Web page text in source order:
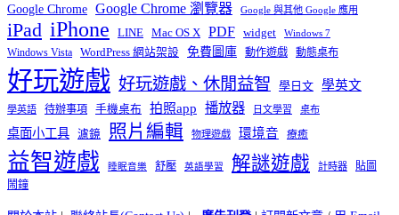
Google Chrome Google Chrome 瀏覽器 Google 與其他 Google 應用
iPad iPhone LINE Mac OS X PDF widget Windows 7
Windows Vista WordPress 網站架設 免費圖庫 動作遊戲 動態桌布
好玩遊戲 好玩遊戲、休閒益智 學日文 學英文
學英語 待辦事項 手機桌布 拍照app 播放器 日文學習 桌布
桌面小工具 濾鏡 照片編輯 物理遊戲 環境音 療癒
益智遊戲 睡眠音樂 舒壓 英語學習 解謎遊戲 計時器
貼圖
鬧鐘